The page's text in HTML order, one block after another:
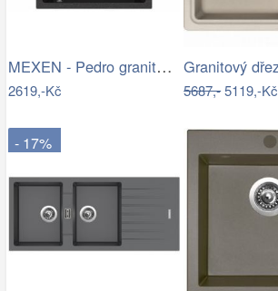
MEXEN - Pedro granitový dřez 1-miska…
2619,-Kč 5687,-5119,-Kč
- 17%